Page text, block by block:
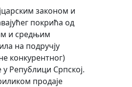
законом и
покрића од
и средњим
на подручју
конкурентног)
Републици Српској.
продаје